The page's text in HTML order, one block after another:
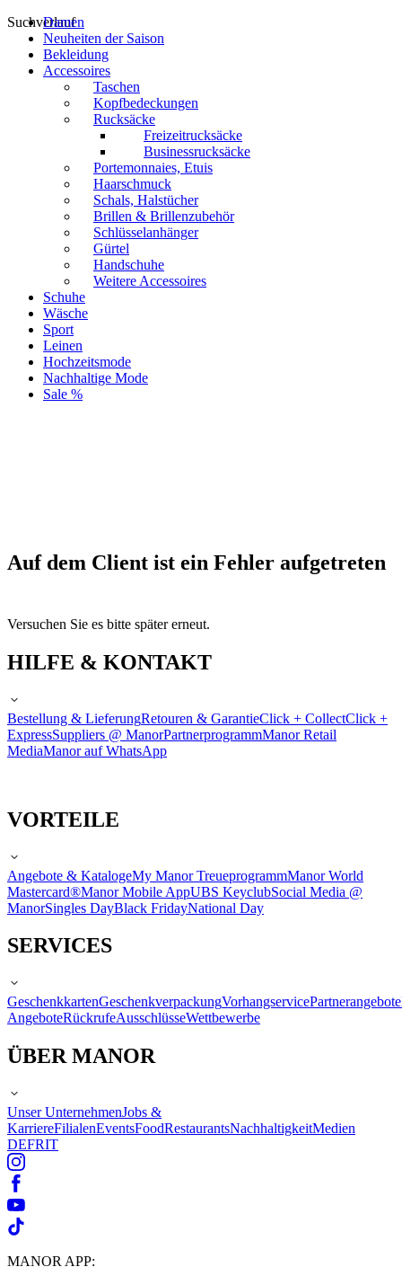
Suchverlauf
Damen
Neuheiten der Saison
Bekleidung
Accessoires
Taschen
Kopfbedeckungen
Rucksäcke
Freizeitrucksäcke
Businessrucksäcke
Portemonnaies, Etuis
Haarschmuck
Schals, Halstücher
Brillen & Brillenzubehör
Schlüsselanhänger
Gürtel
Handschuhe
Weitere Accessoires
Schuhe
Wäsche
Sport
Leinen
Hochzeitsmode
Nachhaltige Mode
Sale %
Auf dem Client ist ein Fehler aufgetreten
Versuchen Sie es bitte später erneut.
HILFE & KONTAKT
Bestellung & LieferungRetouren & GarantieClick + CollectClick +
ExpressSuppliers @ ManorPartnerprogrammManor Retail
MediaManor auf WhatsApp
VORTEILE
Angebote & KatalogeMy Manor TreueprogrammManor World
Mastercard®Manor Mobile AppUBS KeyclubSocial Media @
ManorSingles DayBlack FridayNational Day
SERVICES
GeschenkkartenGeschenkverpackungVorhangservicePartnerangebote
AngeboteRückrufeAusschlüsseWettbewerbe
ÜBER MANOR
Unser UnternehmenJobs &
KarriereFilialenEventsFoodRestaurantsNachhaltigkeitMedien
DEFRIT
MANOR APP: